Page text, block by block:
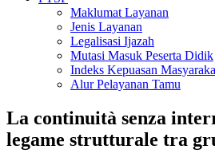
Maklumat Layanan
Jenis Layanan
Legalisasi Ijazah
Mutasi Masuk Peserta Didik
Indeks Kepuasan
Alur Pelayanan Tamu
La continuità senza
legame strutturale tra